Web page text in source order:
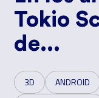
Tokio
de...
3D ANDROID